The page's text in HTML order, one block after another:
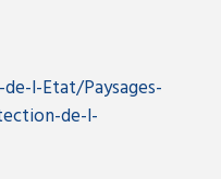
l-Etat/Paysages-
de-l-